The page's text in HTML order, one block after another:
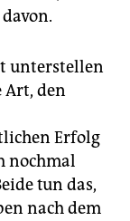
unterstellen
Art, den
Erfolg
nochmal
tun das,
nach dem